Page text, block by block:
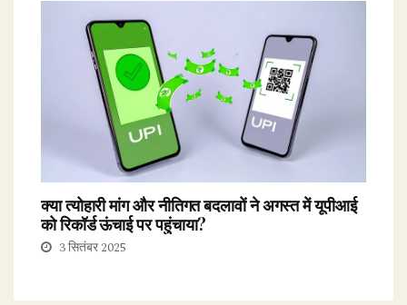
क्या त्योहारी मांग और नीतिगत बदलावों ने अगस्त में यूपीआई
को रिकॉर्ड ऊंचाई पर पहुंचाया?
3 सितंबर 2025